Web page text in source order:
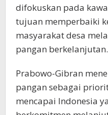
difokuskan pada
tujuan memperbaiki
masyarakat desa
pangan berkelanjutan.
Prabowo-Gibran
pangan sebagai
mencapai Indonesia